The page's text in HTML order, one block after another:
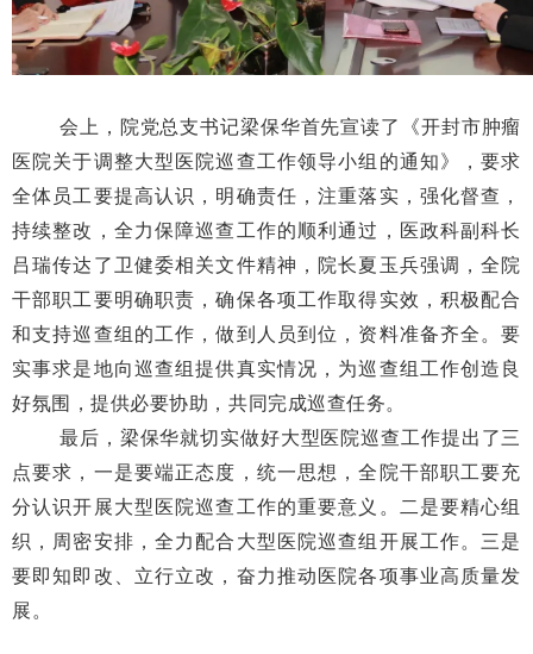
会上，院党总支书记梁保华首先宣读了《开封市肿瘤
医院关于调整大型医院巡查工作领导小组的通知》，要求
全体员工要提高认识，明确责任，注重落实，强化督查，
持续整改，全力保障巡查工作的顺利通过，医政科副科长
吕瑞传达了卫健委相关文件精神，院长夏玉兵强调，全院
干部职工要明确职责，确保各项工作取得实效，积极配合
和支持巡查组的工作，做到人员到位，资料准备齐全。要
实事求是地向巡查组提供真实情况，为巡查组工作创造良
好氛围，提供必要协助，共同完成巡查任务。
最后，梁保华就切实做好大型医院巡查工作提出了三
点要求，一是要端正态度，统一思想，全院干部职工要充
分认识开展大型医院巡查工作的重要意义。二是要精心组
织，周密安排，全力配合大型医院巡查组开展工作。三是
要即知即改、立行立改，奋力推动医院各项事业高质量发
展。